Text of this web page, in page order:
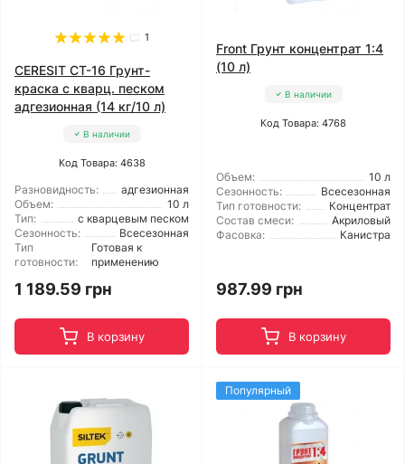
1
CERESIT CT-16 Грунт-
краска с кварц. песком
адгезионная (14 кг/10 л)
В наличии
Код Товара: 4638
Разновидность:
адгезионная
Объем:
10 л
Тип:
с кварцевым песком
Сезонность:
Всесезонная
Тип
готовности:
Готовая к
применению
1 189.59 грн
В корзину
Front Грунт концентрат 1:4
(10 л)
В наличии
Код Товара: 4768
Объем:
10 л
Сезонность:
Всесезонная
Тип готовности:
Концентрат
Состав смеси:
Акриловый
Фасовка:
Канистра
987.99 грн
В корзину
Популярный